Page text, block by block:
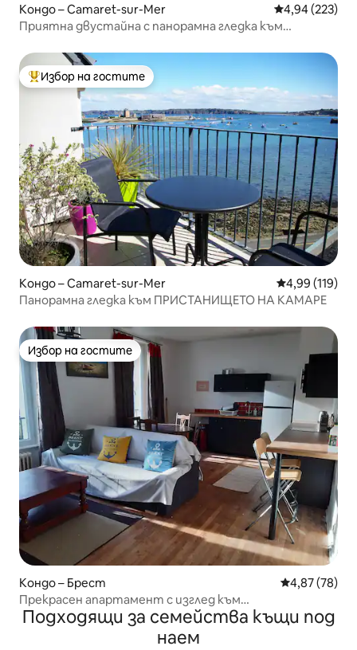
Кондо – Camaret-sur-Mer Средна
4,94 (223)
Приятна двустайна с панорамна гледка към
Най-популярен избор на гостите
Избор на гостите
Кондо – Camaret-sur-Mer Средна
4,99 (119)
Панорамна гледка към ПРИСТАНИЩЕТО НА КАМАРЕ
Избор на гостите
Избор на гостите
Кондо – Брест Средна
4,87 (78)
Прекрасен апартамент с изглед към
пристанището на Брест
Подходящи за семейства къщи под
наем